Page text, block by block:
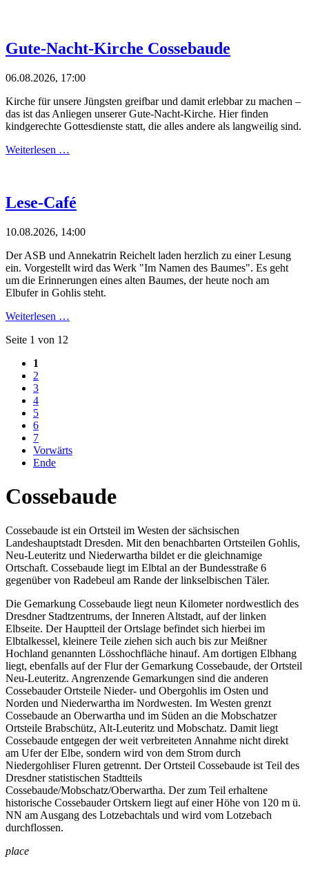
Gute-Nacht-Kirche Cossebaude
06.08.2026, 17:00
Kirche für unsere Jüngsten greifbar und damit erlebbar zu machen –
das ist das Anliegen unserer Gute-Nacht-Kirche. Hier finden
kindgerechte Gottesdienste statt, die alles andere als langweilig sind.
Weiterlesen …
Lese-Café
10.08.2026, 14:00
Der ASB und Annekatrin Reichelt laden herzlich zu einer Lesung
ein. Vorgestellt wird das Werk "Im Namen des Baumes". Es geht
um die Erinnerungen eines alten Baumes, der heute noch am
Elbufer in Gohlis steht.
Weiterlesen …
Seite 1 von 12
1
2
3
4
5
6
7
Vorwärts
Ende
Cossebaude
Cossebaude ist ein Ortsteil im Westen der sächsischen
Landeshauptstadt Dresden. Mit den benachbarten Ortsteilen Gohlis,
Neu-Leuteritz und Niederwartha bildet er die gleichnamige
Ortschaft. Cossebaude liegt im Elbtal an der Bundesstraße 6
gegenüber von Radebeul am Rande der linkselbischen Täler.
Die Gemarkung Cossebaude liegt neun Kilometer nordwestlich des
Dresdner Stadtzentrums, der Inneren Altstadt, auf der linken
Elbseite. Der Hauptteil der Ortslage befindet sich hierbei im
Elbtalkessel, kleinere Teile ziehen sich auch bis zur Meißner
Hochland genannten Lösshochfläche hinauf. Am dortigen Elbhang
liegt, ebenfalls auf der Flur der Gemarkung Cossebaude, der Ortsteil
Neu-Leuteritz. Angrenzende Gemarkungen sind die anderen
Cossebauder Ortsteile Nieder- und Obergohlis im Osten und
Norden und Niederwartha im Nordwesten. Im Westen grenzt
Cossebaude an Oberwartha und im Süden an die Mobschatzer
Ortsteile Brabschütz, Alt-Leuteritz und Mobschatz. Damit liegt
Cossebaude entgegen der weit verbreiteten Annahme nicht direkt
am Ufer der Elbe, sondern wird von dem Strom durch
Niedergohliser Fluren getrennt. Der Ortsteil Cossebaude ist Teil des
Dresdner statistischen Stadtteils
Cossebaude/Mobschatz/Oberwartha. Der zum Teil erhaltene
historische Cossebauder Ortskern liegt auf einer Höhe von 120 m ü.
NN am Ausgang des Lotzebachtals und wird vom Lotzebach
durchflossen.
place